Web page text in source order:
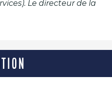
Le directeur de la